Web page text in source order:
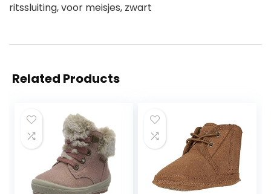
ritssluiting, voor meisjes, zwart
Related Products